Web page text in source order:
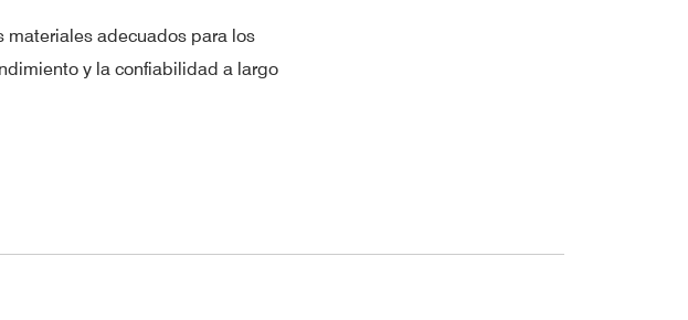
materiales adecuados para los
y la confiabilidad a largo